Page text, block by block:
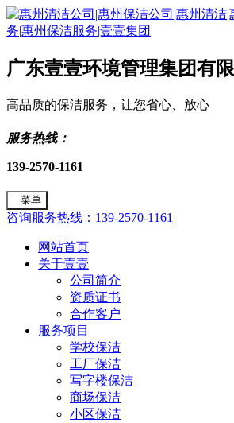
广东壹壹环境管理集团有
高品质的保洁服务，让您省心、放心
服务热线：
139-2570-1161
菜单
咨询服务热线：139-2570-1161
网站首页
关于壹壹
公司简介
资质证书
合作客户
服务项目
学校保洁
工厂保洁
写字楼保洁
商场保洁
小区保洁